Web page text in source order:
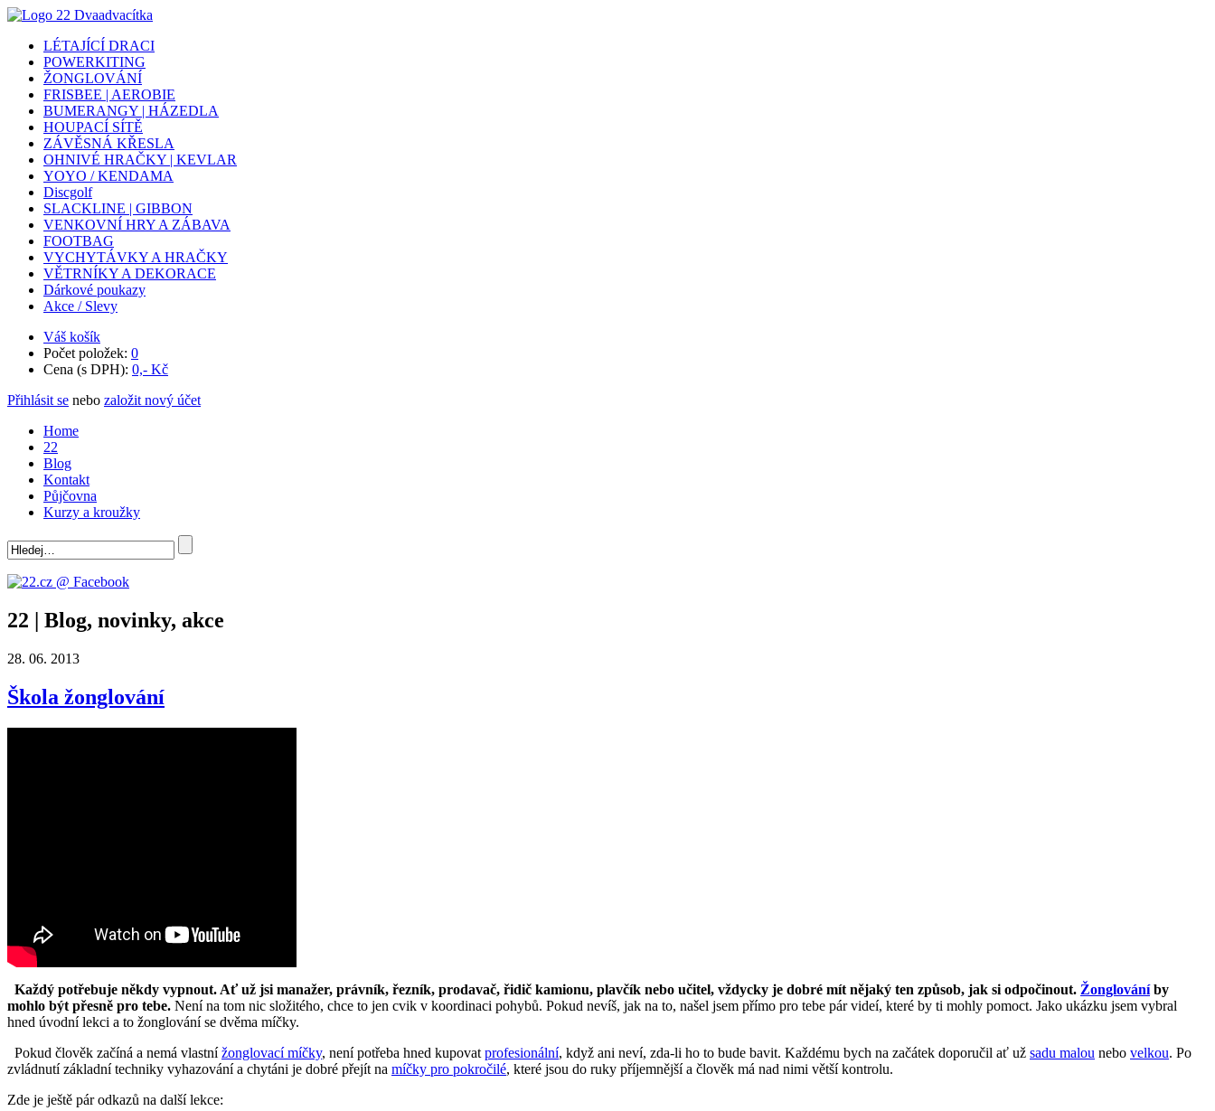
LÉTAJÍCÍ DRACI
POWERKITING
ŽONGLOVÁNÍ
FRISBEE | AEROBIE
BUMERANGY | HÁZEDLA
HOUPACÍ SÍTĚ
ZÁVĚSNÁ KŘESLA
OHNIVÉ HRAČKY | KEVLAR
YOYO / KENDAMA
Discgolf
SLACKLINE | GIBBON
VENKOVNÍ HRY A ZÁBAVA
FOOTBAG
VYCHYTÁVKY A HRAČKY
VĚTRNÍKY A DEKORACE
Dárkové poukazy
Akce / Slevy
Váš košík
Počet položek: 0
Cena (s DPH): 0,- Kč
Přihlásit se nebo založit nový účet
Home
22
Blog
Kontakt
Půjčovna
Kurzy a kroužky
22 | Blog, novinky, akce
28. 06. 2013
Škola žonglování
Každý potřebuje někdy vypnout. Ať už jsi manažer, právník, řezník, prodavač, řidič kamionu, plavčík nebo učitel, vždycky je dobré mít nějaký ten způsob, jak si odpočinout. Žonglováníby
mohlo být přesně pro tebe. Není na tom nic složitého, chce to jen cvik v koordinaci pohybů. Pokud nevíš, jak na to, našel jsem přímo pro tebe pár videí, které by ti mohly pomoct. Jako ukázku jsem vybral
hned úvodní lekci a to žonglování se dvěma míčky.
Pokud člověk začíná a nemá vlastnížonglovací míčky, není potřeba hned kupovat profesionální, když ani neví, zda-li ho to bude bavit. Každému bych na začátek doporučil ať už sadu malou nebo velkou. Po
zvládnutí základní techniky vyhazování a chytáni je dobré přejít na míčky pro pokročilé, které jsou do ruky příjemnější a člověk má nad nimi větší kontrolu.
Zde je ještě pár odkazů na další lekce: